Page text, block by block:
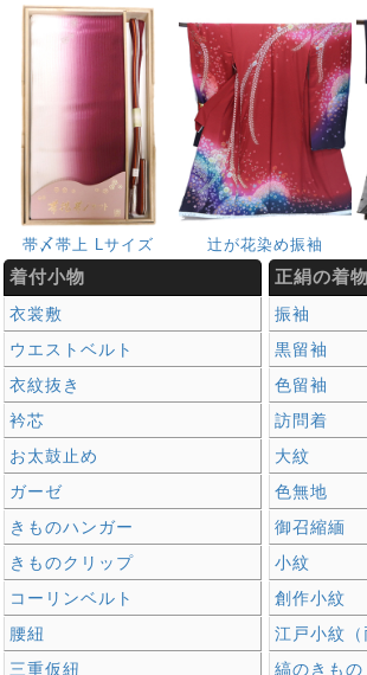
帯〆帯上 Lサイズ 辻が花染め振袖
着付小物
衣裳敷
ウエストベルト
衣紋抜き
衿芯
お太鼓止め
ガーゼ
きものハンガー
きものクリップ
コーリンベルト
腰紐
三重仮紐
正絹の着物
振袖
黒留袖
色留袖
訪問着
大紋
色無地
御召縮緬
小紋
創作小紋
江戸小紋（
縞のきもの